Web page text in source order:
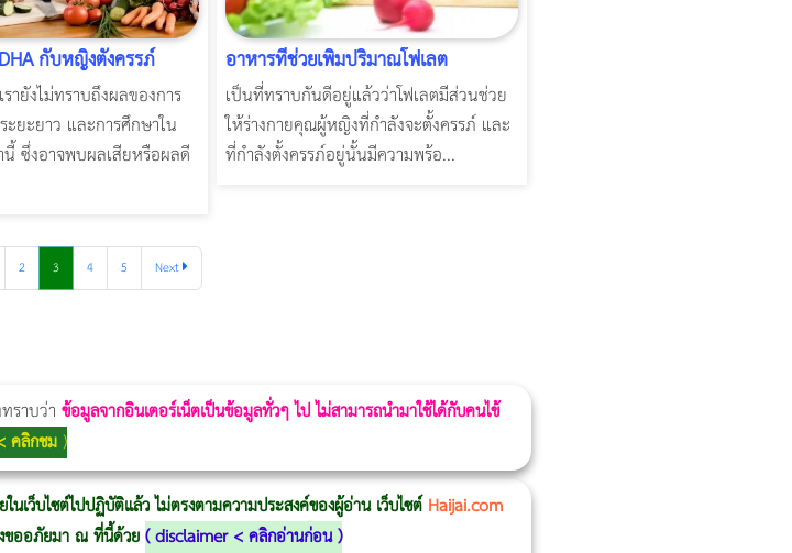
กับหญิงตั้งครรภ์
ายังไม่ทราบถึงผลของการ
ะยะยาว และการศึกษาใน
ซึ่งอาจพบผลเสียหรือผลดี
อาหารที่ช่วยเพิ่มปริมาณโฟเลต
เป็นที่ทราบกันดีอยู่แล้วว่าโฟเลตมีส่วนช่วย
ให้ร่างกายคุณผู้หญิงที่กำลังจะตั้งครรภ์ และ
ที่กำลังตั้งครรภ์อยู่นั้นมีความพร้อ...
2 3 4 5 Next
ราบว่า ข้อมูลจากอินเตอร์เน็ตเป็นข้อมูลทั่วๆ ไป ไม่สามารถนำมาใช้ได้กับคนไข้
คลิกชม)
เว็บไซต์ไปปฏิบัติแล้ว ไม่ตรงตามความประสงค์ของผู้อ่าน เว็บไซต์Haijai.com
ขออภัยมา ณ ที่นี้ด้วย(disclaimer < คลิกอ่านก่อน)